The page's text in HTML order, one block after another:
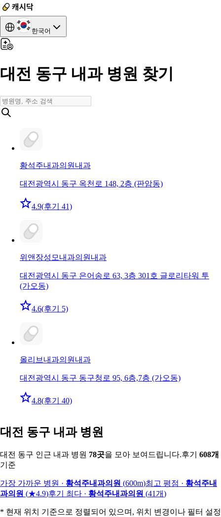
한국어
대전 동구 내과 병원 찾기
황석주내과의원 내과
대전광역시 동구 옥천로 148, 2층 (판암동)
4.9(후기 41)
위앤장성모내과의원 내과
대전광역시 동구 은어송로 63, 3층 301호 글로리타워 투
(가오동)
4.6(후기 5)
올리브내과의원 내과
대전광역시 동구 동구청로 95, 6층,7층 (가오동)
4.8(후기 40)
대전 동구 내과 병원
대전 동구 인근 내과 병원 78곳을 모아 보여드립니다.후기 608개
기준
가장 가까운 병원 · 황석주내과의원 (600m)최고 평점 · 황석주내
과의원 (★4.9)후기 최다 · 황석주내과의원 (41개)
* 현재 위치 기준으로 정렬되어 있으며, 위치 변경이나 필터 설정